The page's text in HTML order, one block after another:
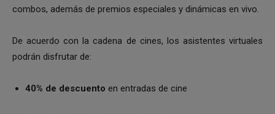
combos, además de premios especiales y dinámicas en vivo.
De acuerdo con la cadena de cines, los asistentes virtuales
podrán disfrutar de:
40% de descuento en entradas de cine